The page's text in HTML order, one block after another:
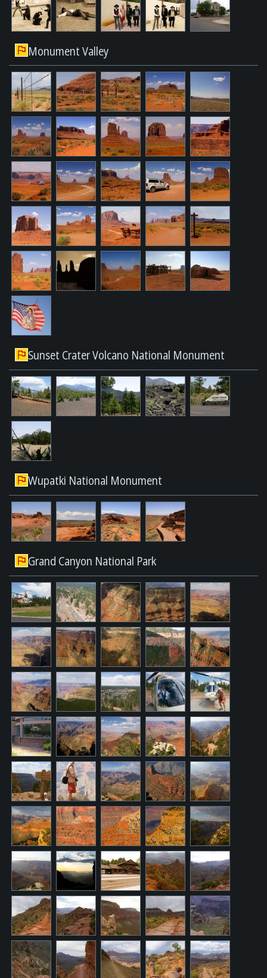
Monument Valley
Sunset Crater Volcano National Monument
Wupatki National Monument
Grand Canyon National Park